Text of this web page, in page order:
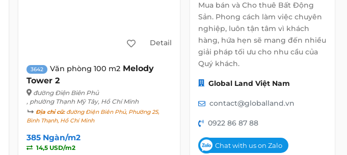
Detail
3642 Văn phòng 100 m2 Melody
Tower 2
đường Điện Biên Phủ
, phường Thạnh Mỹ Tây, Hồ Chí Minh
Địa chỉ cũ:đường Điện Biên Phủ, Phường 25,
Bình Thạnh, Hồ Chí Minh
385 Ngàn/m2
14,5 USD/m2
Mua bán và Cho thuê Bất Động
Sản. Phong cách làm việc chuyên
nghiệp, luôn tận tâm vì khách
hàng, hứa hẹn sẽ mang đến nhiều
giải pháp tối ưu cho nhu cầu của
Quý khách.
Global Land Việt Nam
contact@globalland.vn
0922 86 87 88
Chat with us on Zalo